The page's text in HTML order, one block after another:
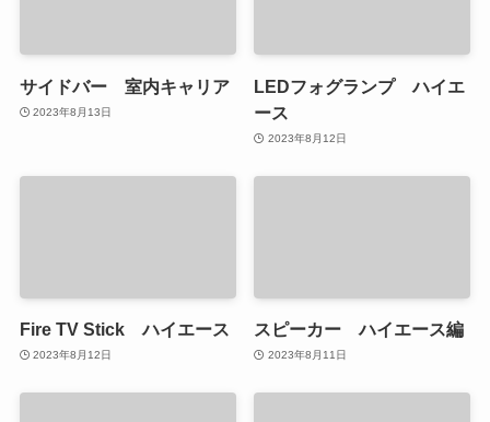
サイドバー 室内キャリア
2023年8月13日
LEDフォグランプ ハイエ
ース
2023年8月12日
Fire TV Stick ハイエース
2023年8月12日
スピーカー ハイエース編
2023年8月11日